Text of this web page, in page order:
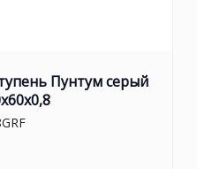
Пунтум серый